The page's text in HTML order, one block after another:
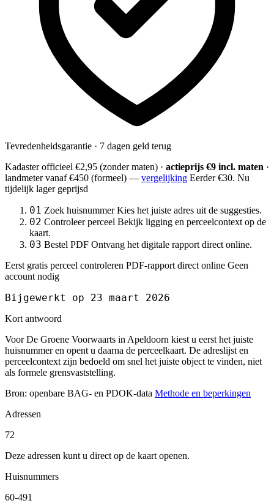
Tevredenheidsgarantie · 7 dagen geld terug
Kadaster officieel €2,95 (zonder maten) · actieprijs €9 incl. maten ·
landmetervanaf €450 (formeel) — vergelijking Eerder €30. Nu
tijdelijk lager geprijsd
01 Zoek huisnummer Kies het juiste adres uit de suggesties.
02 Controleer perceel Bekijk ligging en perceelcontext op de
kaart.
03 Bestel PDF Ontvang het digitale rapport direct online.
Eerst gratis perceel controleren PDF-rapport direct online Geen
account nodig
Bijgewerkt op 23 maart 2026
Kort antwoord
Voor De Groene Voorwaarts in Apeldoorn kiest u eerst het juiste
huisnummer en opent u daarna de perceelkaart. De adreslijst en
perceelcontext zijn bedoeld om snel het juiste object te vinden, niet
als formele grensvaststelling.
Bron: openbare BAG- en PDOK-data Methode en beperkingen
Adressen
72
Deze adressen kunt u direct op de kaart openen.
Huisnummers
60-491